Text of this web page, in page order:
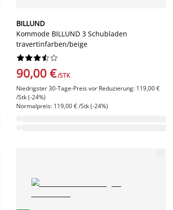
BILLUND
Kommode BILLUND 3 Schubladen
travertinfarben/beige






90,00 €/STK
Niedrigster 30-Tage-Preis vor Reduzierung: 119,00 €
/Stk (-24%)
Normalpreis: 119,00 € /Stk (-24%)